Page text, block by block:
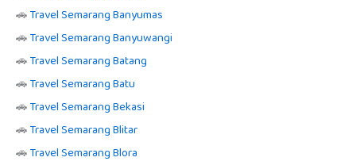
🚗Travel Semarang Banyumas
🚗Travel Semarang Banyuwangi
🚗Travel Semarang Batang
🚗Travel Semarang Batu
🚗Travel Semarang Bekasi
🚗Travel Semarang Blitar
🚗Travel Semarang Blora